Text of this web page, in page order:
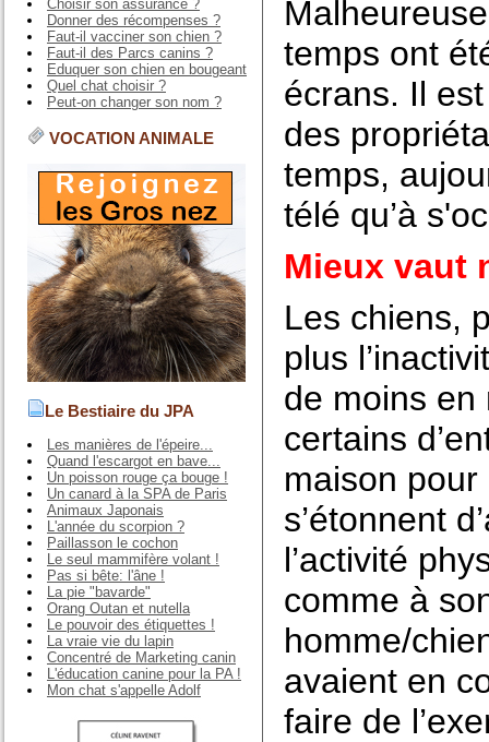
Choisir son assurance ?
Donner des récompenses ?
Faut-il vacciner son chien ?
Faut-il des Parcs canins ?
Eduquer son chien en bougeant
Quel chat choisir ?
Peut-on changer son nom ?
VOCATION ANIMALE
Le Bestiaire du JPA
Les manières de l'épeire...
Quand l'escargot en bave...
Un poisson rouge ça bouge !
Un canard à la SPA de Paris
Animaux Japonais
L'année du scorpion ?
Paillasson le cochon
Le seul mammifère volant !
Pas si bête: l'âne !
La pie "bavarde"
Orang Outan et nutella
Le pouvoir des étiquettes !
La vraie vie du lapin
Concentré de Marketing canin
L'éducation canine pour la PA !
Mon chat s'appelle Adolf
temps ont
écrans. Il
des
temps,
télé qu’à
Mieux vaut
Les chiens,
plus
de moins en
certains
maison
s’étonnent
l’activité
comme à
homme/
avaient en
faire de